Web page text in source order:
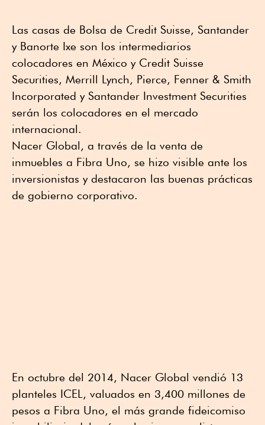
Las casas de Bolsa de Credit Suisse, Santander
y Banorte Ixe son los intermediarios
colocadores en México y Credit Suisse
Securities, Merrill Lynch, Pierce, Fenner & Smith
Incorporated y Santander Investment Securities
serán los colocadores en el mercado
internacional.
Nacer Global, a través de la venta de
inmuebles a Fibra Uno, se hizo visible ante los
inversionistas y destacaron las buenas prácticas
de gobierno corporativo.
En octubre del 2014, Nacer Global vendió 13
planteles ICEL, valuados en 3,400 millones de
pesos a Fibra Uno, el más grande fideicomiso